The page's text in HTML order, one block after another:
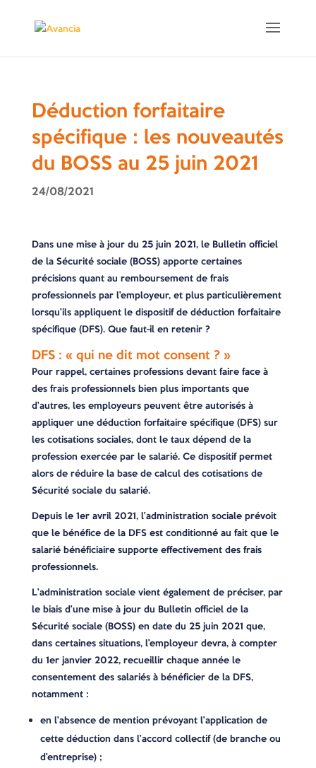
Déduction forfaitaire
spécifique : les nouveautés
du BOSS au 25 juin 2021
24/08/2021
Dans une mise à jour du 25 juin 2021, le Bulletin officiel
de la Sécurité sociale (BOSS) apporte certaines
précisions quant au remboursement de frais
professionnels par l’employeur, et plus particulièrement
lorsqu’ils appliquent le dispositif de déduction forfaitaire
spécifique (DFS). Que faut-il en retenir ?
DFS : « qui ne dit mot consent ? »
Pour rappel, certaines professions devant faire face à
des frais professionnels bien plus importants que
d’autres, les employeurs peuvent être autorisés à
appliquer une déduction forfaitaire spécifique (DFS) sur
les cotisations sociales, dont le taux dépend de la
profession exercée par le salarié. Ce dispositif permet
alors de réduire la base de calcul des cotisations de
Sécurité sociale du salarié.
Depuis le 1er avril 2021, l’administration sociale prévoit
que le bénéfice de la DFS est conditionné au fait que le
salarié bénéficiaire supporte effectivement des frais
professionnels.
L’administration sociale vient également de préciser, par
le biais d’une mise à jour du Bulletin officiel de la
Sécurité sociale (BOSS) en date du 25 juin 2021 que,
dans certaines situations, l’employeur devra, à compter
du 1er janvier 2022, recueillir chaque année le
consentement des salariés à bénéficier de la DFS,
notamment :
en l’absence de mention prévoyant l’application de
cette déduction dans l’accord collectif (de branche ou
d’entreprise) ;